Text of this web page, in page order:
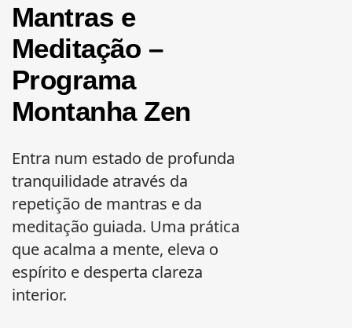
Mantras e
Meditação –
Programa
Montanha Zen
Entra num estado de profunda
tranquilidade através da
repetição de mantras e da
meditação guiada. Uma prática
que acalma a mente, eleva o
espírito e desperta clareza
interior.